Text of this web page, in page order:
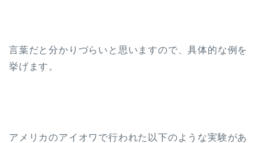
言葉だと分かりづらいと思いますので、具体的な例を
挙げます。
アメリカのアイオワで行われた以下のような実験があ